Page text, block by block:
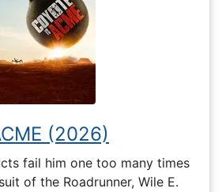
(2026)
fail him one too many times
of the Roadrunner, Wile E.